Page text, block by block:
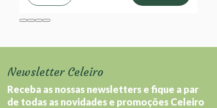
Newsletter Celeiro
Receba as nossas newsletters e fique a par
de todas as novidades e promoções Celeiro